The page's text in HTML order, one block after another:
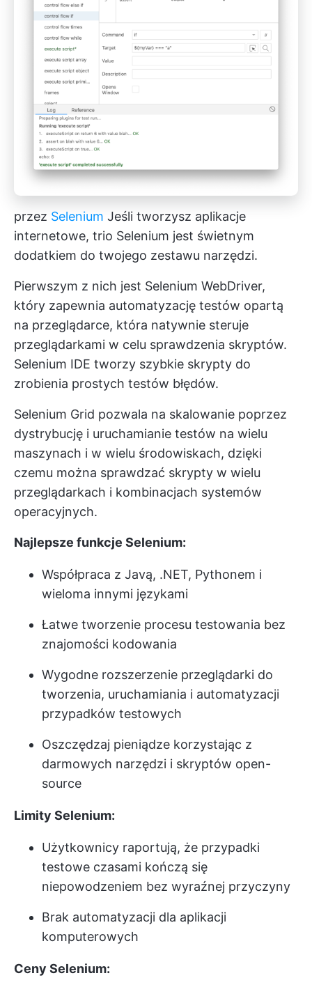
przez Selenium Jeśli tworzysz aplikacje
internetowe, trio Selenium jest świetnym
dodatkiem do twojego zestawu narzędzi.
Pierwszym z nich jest Selenium WebDriver,
który zapewnia automatyzację testów opartą
na przeglądarce, która natywnie steruje
przeglądarkami w celu sprawdzenia skryptów.
Selenium IDE tworzy szybkie skrypty do
zrobienia prostych testów błędów.
Selenium Grid pozwala na skalowanie poprzez
dystrybucję i uruchamianie testów na wielu
maszynach i w wielu środowiskach, dzięki
czemu można sprawdzać skrypty w wielu
przeglądarkach i kombinacjach systemów
operacyjnych.
Najlepsze funkcje Selenium:
Współpraca z Javą, .NET, Pythonem i
wieloma innymi językami
Łatwe tworzenie procesu testowania bez
znajomości kodowania
Wygodne rozszerzenie przeglądarki do
tworzenia, uruchamiania i automatyzacji
przypadków testowych
Oszczędzaj pieniądze korzystając z
darmowych narzędzi i skryptów open-
source
Limity Selenium:
Użytkownicy raportują, że przypadki
testowe czasami kończą się
niepowodzeniem bez wyraźnej przyczyny
Brak automatyzacji dla aplikacji
komputerowych
Ceny Selenium: